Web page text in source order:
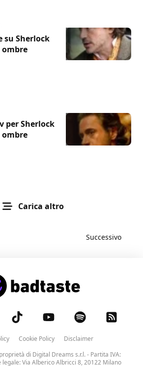
su Sherlock
ombre
per Sherlock
ombre
Carica altro
Successivo
Cookie Policy
Disclaimer
di Digital Dreams s.r.l.- Partita IVA:
legale: Via Alberico Albricci 8, 20122 Milano